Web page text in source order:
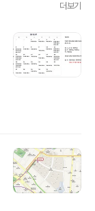
더보기